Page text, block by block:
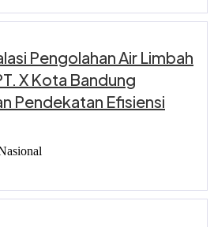
Pengolahan Air Limbah
X Kota Bandung
Pendekatan Efisiensi